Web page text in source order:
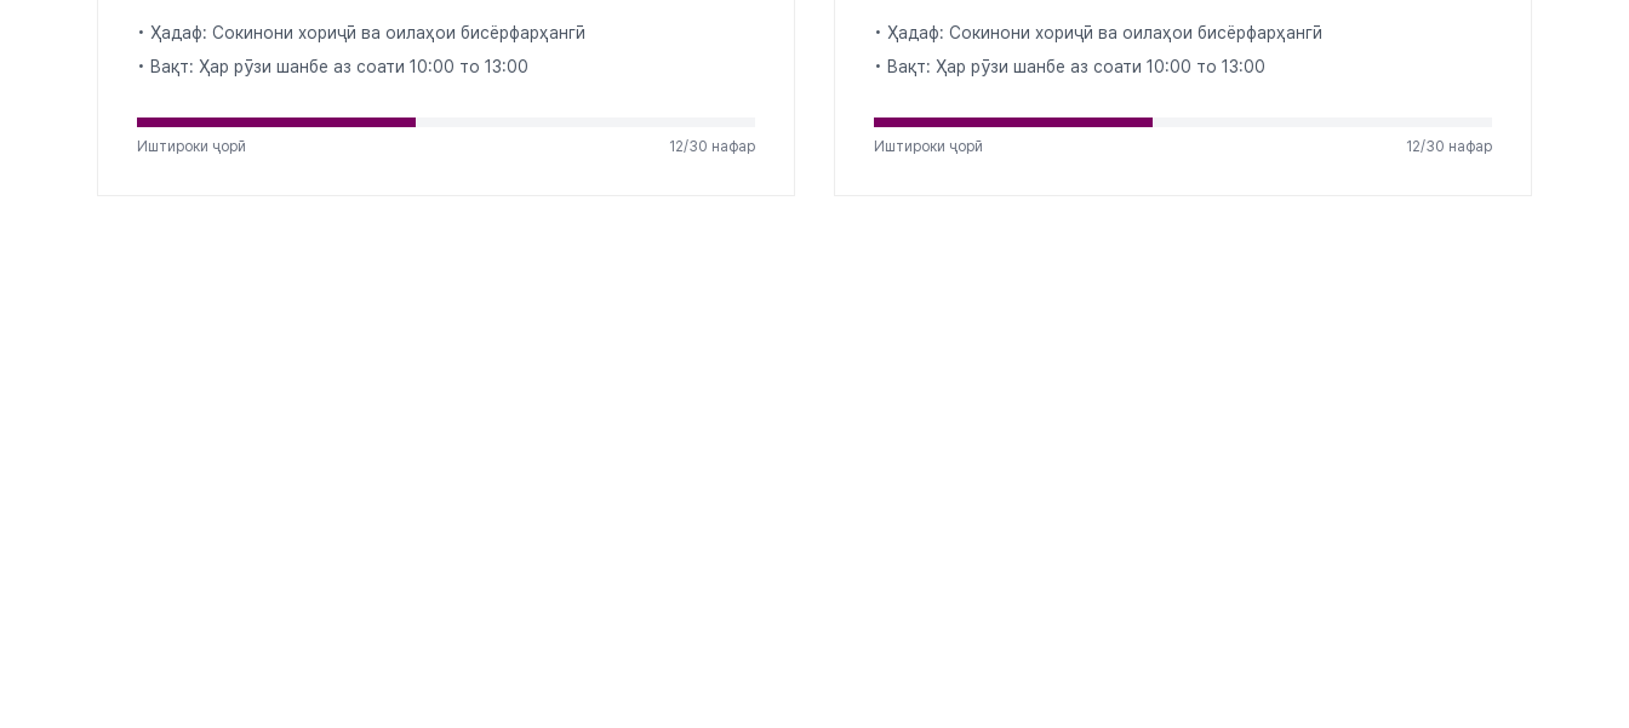
• Ҳадаф: Сокинони хориҷӣ ва оилаҳои бисёрфарҳангӣ
• Вақт: Ҳар рӯзи шанбе аз соати 10:00 то 13:00
Иштироки ҷорӣ 12/30 нафар
• Ҳадаф: Сокинони хориҷӣ ва оилаҳои бисёрфарҳангӣ
• Вақт: Ҳар рӯзи шанбе аз соати 10:00 то 13:00
Иштироки ҷорӣ 12/30 нафар